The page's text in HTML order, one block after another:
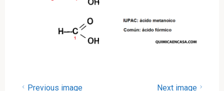
Previous image Next image